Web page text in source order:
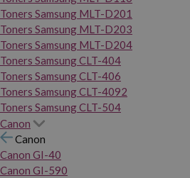
Toners Samsung MLT-D201
Toners Samsung MLT-D203
Toners Samsung MLT-D204
Toners Samsung CLT-404
Toners Samsung CLT-406
Toners Samsung CLT-4092
Toners Samsung CLT-504
Canon
Canon
Canon GI-40
Canon GI-590